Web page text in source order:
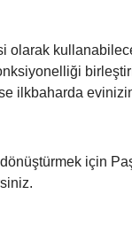
ilkbaharda
için